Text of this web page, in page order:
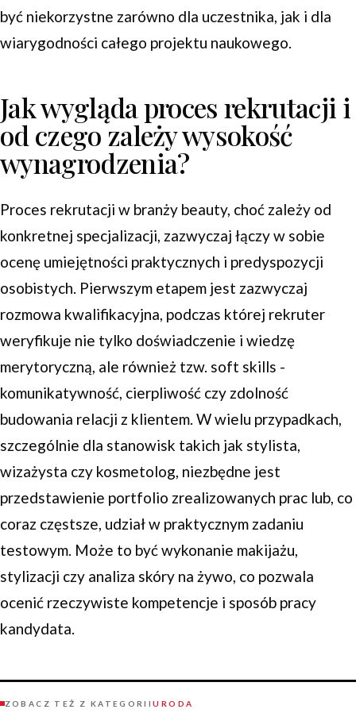
być niekorzystne zarówno dla uczestnika, jak i dla
wiarygodności całego projektu naukowego.
Jak wygląda proces rekrutacji i
od czego zależy wysokość
wynagrodzenia?
Proces rekrutacji w branży beauty, choć zależy od
konkretnej specjalizacji, zazwyczaj łączy w sobie
ocenę umiejętności praktycznych i predyspozycji
osobistych. Pierwszym etapem jest zazwyczaj
rozmowa kwalifikacyjna, podczas której rekruter
weryfikuje nie tylko doświadczenie i wiedzę
merytoryczną, ale również tzw. soft skills -
komunikatywność, cierpliwość czy zdolność
budowania relacji z klientem. W wielu przypadkach,
szczególnie dla stanowisk takich jak stylista,
wizażysta czy kosmetolog, niezbędne jest
przedstawienie portfolio zrealizowanych prac lub, co
coraz częstsze, udział w praktycznym zadaniu
testowym. Może to być wykonanie makijażu,
stylizacji czy analiza skóry na żywo, co pozwala
ocenić rzeczywiste kompetencje i sposób pracy
kandydata.
ZOBACZ TEŻ Z KATEGORIIURODA